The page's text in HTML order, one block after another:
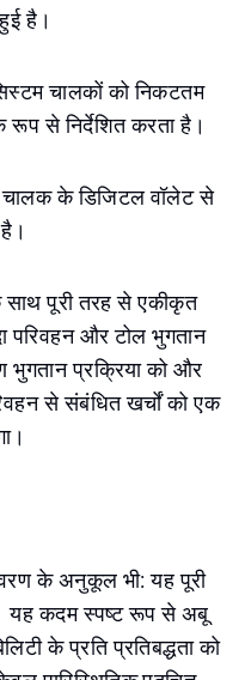
है।
चालकों को निकटतम
रूप से निर्देशित करता है।
चालक के डिजिटल वॉलेट से
पूरी तरह से एकीकृत
परिवहन और टोल भुगतान
भुगतान प्रक्रिया को और
से संबंधित खर्चों को एक
के अनुकूल भी: यह पूरी
यह कदम स्पष्ट रूप से अबू
के प्रति प्रतिबद्धता को